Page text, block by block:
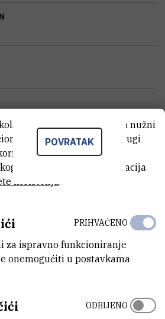
OPREMU
POVRATAK
Neki od tih kolačića nužni
stranice, dok se drugi
stranice radi
iskustva. Za više informacija
korištenja
za ispravno funkcioniranje
onemogućiti u postavkama
PRIHVAĆENO
ODBIJENO